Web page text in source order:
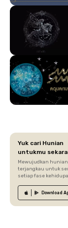
Yuk cari Hunian
untukmu
Mewujudkan
terjangkau untuk
setiap fase
Download